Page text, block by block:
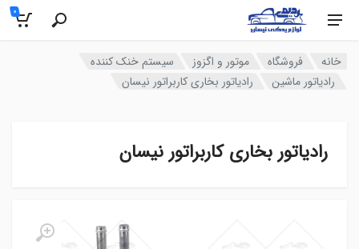
0
خانه فروشگاه موتور و اگزوز
سیستم خنک کننده
رادیاتور ماشین
رادیاتور بخاری کاربراتور نیسان
رادیاتور بخاری کاربراتور نیسان